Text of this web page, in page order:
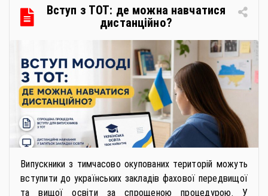
Вступ з ТОТ: де можна навчатися
дистанційно?
Випускники з тимчасово окупованих територій можуть
вступити до українських закладів фахової передвищої
та вищої освіти за спрощеною процедурою. У